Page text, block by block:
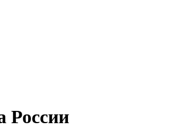
России